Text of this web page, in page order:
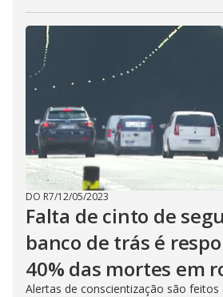
DO R7/12/05/2023
Falta de cinto de
banco de trás é
40% das mortes em
Alertas de conscientização são